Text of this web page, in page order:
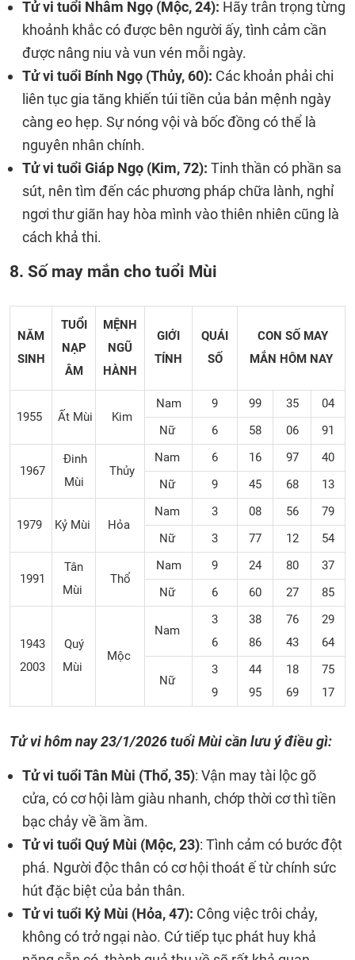
Tử vi tuổi Nhâm Ngọ (Mộc, 24): Hãy trân trọng từng
khoảnh khắc có được bên người ấy, tình cảm cần
được nâng niu và vun vén mỗi ngày.
Tử vi tuổi Bính Ngọ (Thủy, 60): Các khoản phải chi
liên tục gia tăng khiến túi tiền của bản mệnh ngày
càng eo hẹp. Sự nóng vội và bốc đồng có thể là
nguyên nhân chính.
Tử vi tuổi Giáp Ngọ (Kim, 72): Tinh thần có phần sa
sút, nên tìm đến các phương pháp chữa lành, nghỉ
ngơi thư giãn hay hòa mình vào thiên nhiên cũng là
cách khả thi.
8. Số may mắn cho tuổi Mùi
NĂM
SINH
TUỔI
NẠP
ÂM
MỆNH
NGŨ
HÀNH
GIỚI
TÍNH
QUÁI
SỐ
CON SỐ MAY
MẮN HÔM NAY
1955 Ất Mùi Kim
Nam 9 99 35
04
Nữ
6 58 06 91
1967
Đinh
Mùi
Thủy
Nam 6 16 97
40
Nữ
9 45 68 13
1979 Kỷ Mùi Hỏa
Nam 3 08 56
79
Nữ
3 77 12 54
1991
Tân
Mùi
Thổ
Nam 9 24 80
37
Nữ
6 60 27 85
1943
2003
Quý
Mùi
Mộc
Nam
3
6
38
86
76
43
29
64
Nữ
3
9
44
95
18
69
75
17
Tử vi hôm nay23/1/2026tuổi Mùi cần lưu ý điều gì:
Tử vi tuổi Tân Mùi (Thổ, 35): Vận may tài lộc gõ
cửa, có cơ hội làm giàu nhanh, chớp thời cơ thì tiền
bạc chảy về ầm ầm.
Tử vi tuổi Quý Mùi (Mộc, 23): Tình cảm có bước đột
phá. Người độc thân có cơ hội thoát ế từ chính sức
hút đặc biệt của bản thân.
Tử vi tuổi Kỷ Mùi (Hỏa, 47): Công việc trôi chảy,
không có trở ngại nào. Cứ tiếp tục phát huy khả